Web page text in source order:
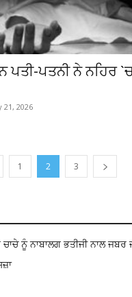
ਪਤਨੀ ਨੇ ਨਹਿਰ
21, 2026
1 2 3
ਚਾਚੇ ਨੂੰ ਨਾਬਾਲਗ ਭਤੀਜੀ ਨਾਲ ਜਬਰ